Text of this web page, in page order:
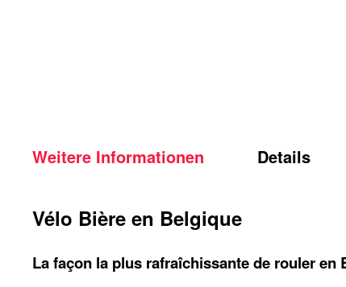
Weitere Informationen
Vélo Bière en Belgique
La façon la plus rafraîchissante de rouler en
Details